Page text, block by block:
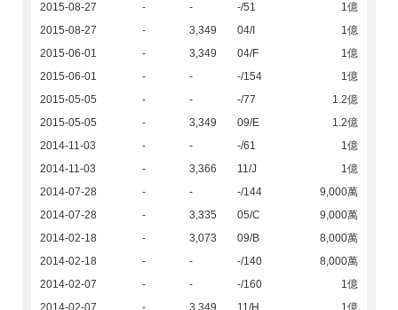
2015-08-27
- - -/51
1億
2015-08-27
- 3,349 04/I
1億
2015-06-01
- 3,349 04/F
1億
2015-06-01
- - -/154
1億
2015-05-05
- - -/77
1.2億
2015-05-05
- 3,349 09/E
1.2億
2014-11-03
- - -/61
1億
2014-11-03
- 3,366 11/J
1億
2014-07-28
- - -/144
9,000萬
2014-07-28
- 3,335 05/C
9,000萬
2014-02-18
- 3,073 09/B
8,000萬
2014-02-18
- - -/140
8,000萬
2014-02-07
- - -/160
1億